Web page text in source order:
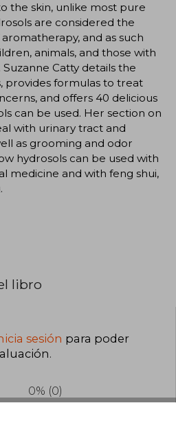
the skin, unlike most pure
are considered the
and as such
animals, and those with
Catty details the
provides formulas to treat
and offers 40 delicious
can be used. Her section on
with urinary tract and
as grooming and odor
hydrosols can be used with
medicine and with feng shui,
libro
sesión para poder
.
0% (0)